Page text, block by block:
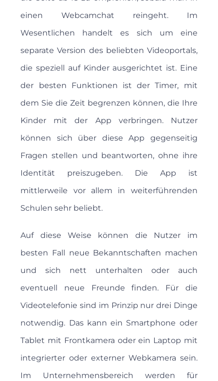
einen Webcamchat reingeht. Im
Wesentlichen handelt es sich um eine
separate Version des beliebten Videoportals,
die speziell auf Kinder ausgerichtet ist. Eine
der besten Funktionen ist der Timer, mit
dem Sie die Zeit begrenzen können, die Ihre
Kinder mit der App verbringen. Nutzer
können sich über diese App gegenseitig
Fragen stellen und beantworten, ohne ihre
Identität preiszugeben. Die App ist
mittlerweile vor allem in weiterführenden
Schulen sehr beliebt.
Auf diese Weise können die Nutzer im
besten Fall neue Bekanntschaften machen
und sich nett unterhalten oder auch
eventuell neue Freunde finden. Für die
Videotelefonie sind im Prinzip nur drei Dinge
notwendig. Das kann ein Smartphone oder
Tablet mit Frontkamera oder ein Laptop mit
integrierter oder externer Webkamera sein.
Im Unternehmensbereich werden für